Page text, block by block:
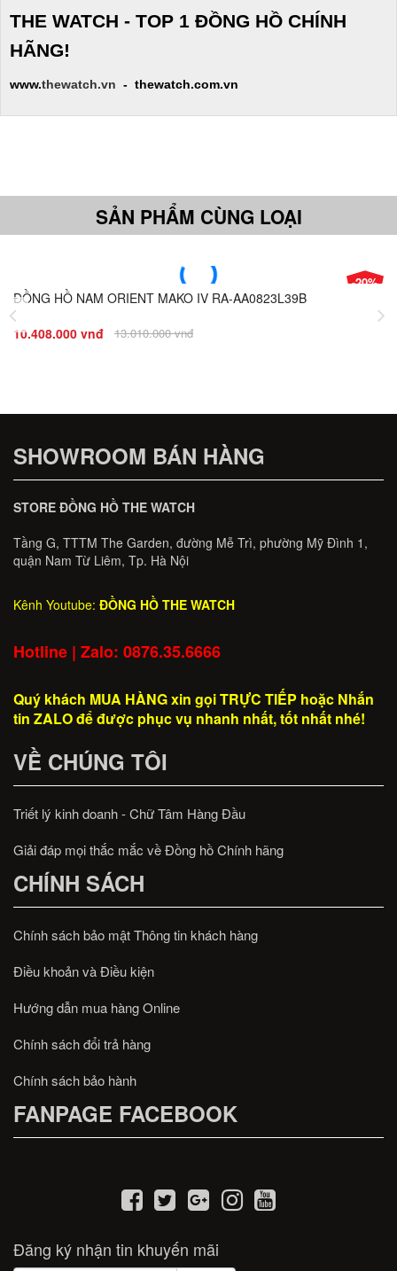
THE WATCH - TOP 1 ĐỒNG HỒ CHÍNH
HÃNG!
www.thewatch.vn - thewatch.com.vn
SẢN PHẨM CÙNG LOẠI
-20%
ĐỒNG HỒ NAM ORIENT MAKO IV RA-AA0823L39B
10.408.000 vnđ
13.010.000 vnđ
SHOWROOM BÁN HÀNG
STORE ĐỒNG HỒ THE WATCH
Tầng G, TTTM The Garden, đường Mễ Trì, phường Mỹ Đình 1,
quận Nam Từ Liêm, Tp. Hà Nội
Kênh Youtube: ĐỒNG HỒ THE WATCH
Hotline | Zalo: 0876.35.6666
Quý khách MUA HÀNG xin gọi TRỰC TIẾP hoặc Nhắn
tin ZALO để được phục vụ nhanh nhất, tốt nhất nhé!
VỀ CHÚNG TÔI
Triết lý kinh doanh - Chữ Tâm Hàng Đầu
Giải đáp mọi thắc mắc về Đồng hồ Chính hãng
CHÍNH SÁCH
Chính sách bảo mật Thông tin khách hàng
Điều khoản và Điều kiện
Hướng dẫn mua hàng Online
Chính sách đổi trả hàng
Chính sách bảo hành
FANPAGE FACEBOOK
Đăng ký nhận tin khuyến mãi